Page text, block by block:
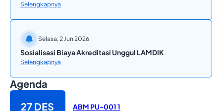
Selengkapnya
Selasa, 2 Jun 2026
Sosialisasi Biaya Akreditasi Unggul LAMDIK
Selengkapnya
Agenda
27 DES
ABM PU-001 1